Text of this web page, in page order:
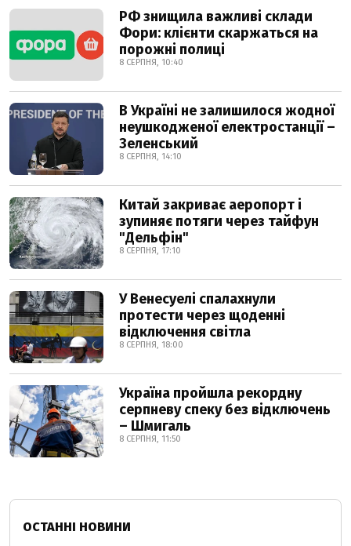
РФ знищила важливі склади
Фори: клієнти скаржаться на
порожні полиці
8 СЕРПНЯ, 10:40
В Україні не залишилося жодної
неушкодженої електростанції –
Зеленський
8 СЕРПНЯ, 14:10
Китай закриває аеропорт і
зупиняє потяги через тайфун
"Дельфін"
8 СЕРПНЯ, 17:10
У Венесуелі спалахнули
протести через щоденні
відключення світла
8 СЕРПНЯ, 18:00
Україна пройшла рекордну
серпневу спеку без відключень
– Шмигаль
8 СЕРПНЯ, 11:50
ОСТАННІ НОВИНИ